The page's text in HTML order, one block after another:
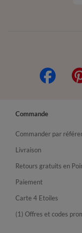
Commande
Commander par
Livraison
Retours gratuits en
Paiement
Carte 4 Etoiles
(1) Offres et codes